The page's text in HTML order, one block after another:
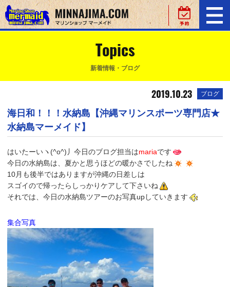
Topics
新着情報・ブログ
2019.10.23 ブログ
海日和！！！水納島【沖縄マリンスポーツ専門店★
水納島マーメイド】
はいたーい ヽ(^o^)丿今日のブログ担当はmariaです
今日の水納島は、夏かと思うほどの暖かさでしたね
10月も後半ではありますが沖縄の日差しは
スゴイので帰ったらしっかりケアして下さいね
それでは、今日の水納島ツアーのお写真upしていきます
集合写真